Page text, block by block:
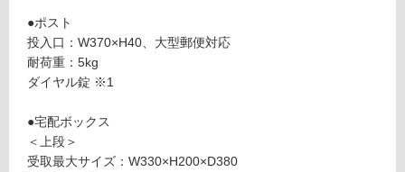
音・床暖
対
応
て
る
●ポスト
投入口：W370×H40、大型郵便対応
耐荷重：5kg
ダイヤル錠 ※1
●宅配ボックス
＜上段＞
受取最大サイズ：W330×H200×D380